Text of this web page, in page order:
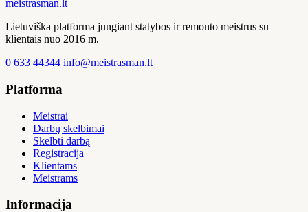
meistrasman.lt
Lietuviška platforma jungiant statybos ir remonto meistrus su
klientais nuo 2016 m.
0 633 44344 info@meistrasman.lt
Platforma
Meistrai
Darbų skelbimai
Skelbti darbą
Registracija
Klientams
Meistrams
Informacija